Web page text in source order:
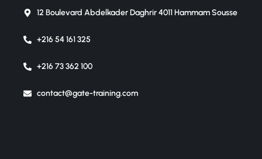
12 Boulevard Abdelkader Daghrir 4011 Hammam Sousse
+216 54 161 325
+216 73 362 100
contact@gate-training.com